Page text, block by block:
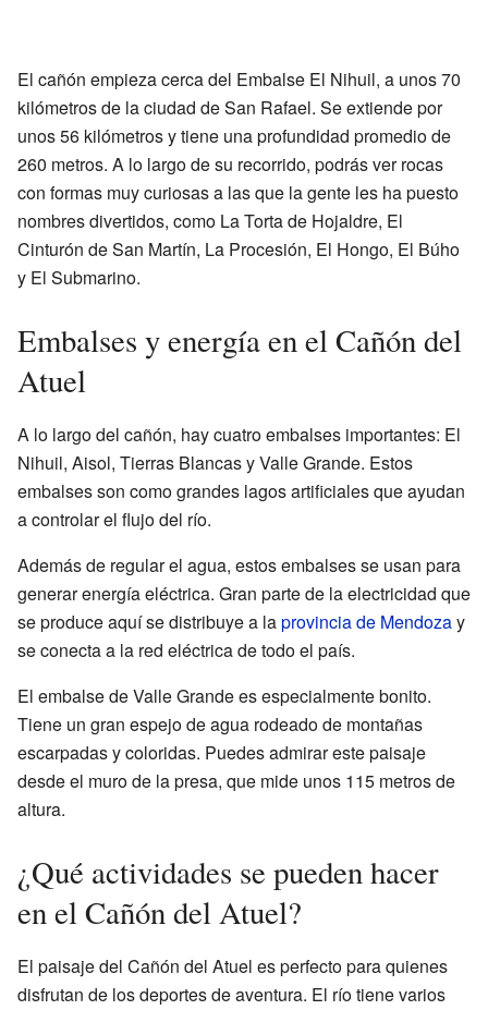
El cañón empieza cerca del Embalse El Nihuil, a unos 70
kilómetros de la ciudad de San Rafael. Se extiende por
unos 56 kilómetros y tiene una profundidad promedio de
260 metros. A lo largo de su recorrido, podrás ver rocas
con formas muy curiosas a las que la gente les ha puesto
nombres divertidos, como La Torta de Hojaldre, El
Cinturón de San Martín, La Procesión, El Hongo, El Búho
y El Submarino.
Embalses y energía en el Cañón del
Atuel
A lo largo del cañón, hay cuatro embalses importantes: El
Nihuil, Aisol, Tierras Blancas y Valle Grande. Estos
embalses son como grandes lagos artificiales que ayudan
a controlar el flujo del río.
Además de regular el agua, estos embalses se usan para
generar energía eléctrica. Gran parte de la electricidad que
se produce aquí se distribuye a laprovincia de Mendozay
se conecta a la red eléctrica de todo el país.
El embalse de Valle Grande es especialmente bonito.
Tiene un gran espejo de agua rodeado de montañas
escarpadas y coloridas. Puedes admirar este paisaje
desde el muro de la presa, que mide unos 115 metros de
altura.
¿Qué actividades se pueden hacer
en el Cañón del Atuel?
El paisaje del Cañón del Atuel es perfecto para quienes
disfrutan de los deportes de aventura. El río tiene varios